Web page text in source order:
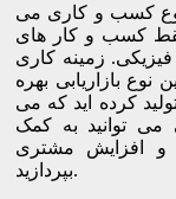
نوع کسب و کاری می
فقط کسب و کار های
زمینه کاری
بازاریابی بهره
کرده اید که می
می توانید به کمک
و افزایش مشتری
بپردازید.